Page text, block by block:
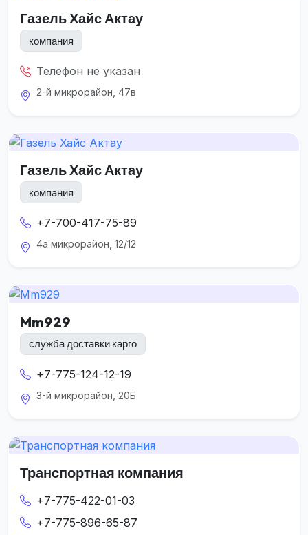
Газель Хайс Актау
компания
Телефон не указан
2-й микрорайон, 47в
Газель Хайс Актау
компания
+7-700-417-75-89
4а микрорайон, 12/12
Mm929
служба доставки карго
+7-775-124-12-19
3-й микрорайон, 20Б
Транспортная компания
+7-775-422-01-03
+7-775-896-65-87